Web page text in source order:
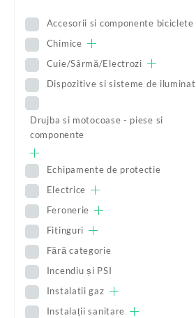
Accesorii si componente biciclete
Chimice
Cuie/Sârmă/Electrozi
Dispozitive si sisteme de iluminat
Drujba si motocoase - piese si
componente
Echipamente de protectie
Electrice
Feronerie
Fitinguri
Fără categorie
Incendiu și PSI
Instalatii gaz
Instalații sanitare